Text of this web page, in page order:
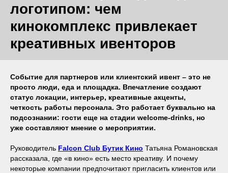
логотипом: чем
кинокомплекс привлекает
креативных ивенторов
Событие для партнеров или клиентский ивент – это не
просто люди, еда и площадка. Впечатление создают
статус локации, интерьер, креативные акценты,
четкость работы персонала. Это работает буквально на
подсознании: гости еще на стадии welcome-drinks, но
уже составляют мнение о мероприятии.
Руководитель Falcon Club Бутик Кино Татьяна Романовская
рассказала, где «в кино» есть место креативу. И почему
некоторые компании предпочитают пригласить клиентов или